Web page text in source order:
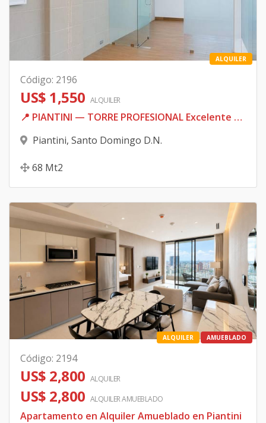
ALQUILER
Código: 2196
US$ 1,550 ALQUILER
📍 PIANTINI — TORRE PROFESIONAL Excelente ubicación corporativa en una de las zonas más estratégicas de Piantini. 💰 Antes: US$1,850 mensuales ✨ Ahora: US$1,550 mensuales ➕ Mantenimiento: RD$5,000 adicionales
Piantini, Santo Domingo D.N.
68 Mt2
ALQUILER AMUEBLADO
Código: 2194
US$ 2,800 ALQUILER
US$ 2,800 ALQUILERAMUEBLADO
Apartamento en Alquiler Amueblado en Piantini